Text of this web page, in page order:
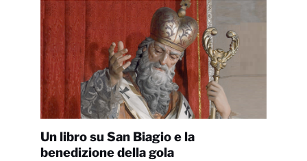
Un libro su San Biagio e la
benedizione della gola